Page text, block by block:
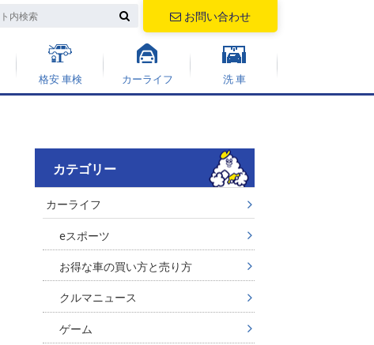
お問い合わせ
格安 車検 カーライフ 洗 車
カテゴリー
カーライフ
eスポーツ
お得な車の買い方と売り方
クルマニュース
ゲーム